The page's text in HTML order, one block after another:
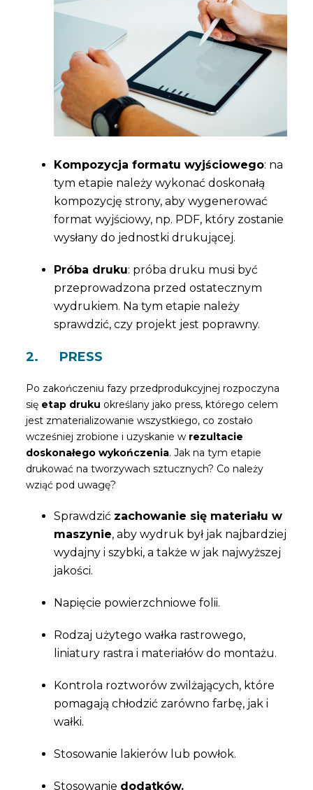
Kompozycja formatu wyjściowego: na
tym etapie należy wykonać doskonałą
kompozycję strony, aby wygenerować
format wyjściowy, np. PDF, który zostanie
wysłany do jednostki drukującej.
Próba druku: próba druku musi być
przeprowadzona przed ostatecznym
wydrukiem. Na tym etapie należy
sprawdzić, czy projekt jest poprawny.
2. PRESS
Po zakończeniu fazy przedprodukcyjnej rozpoczyna
się etap druku określany jako press, którego celem
jest zmaterializowanie wszystkiego, co zostało
wcześniej zrobione i uzyskanie w rezultacie
doskonałego wykończenia. Jak na tym etapie
drukować na tworzywach sztucznych? Co należy
wziąć pod uwagę?
Sprawdzić zachowanie się materiału w
maszynie, aby wydruk był jak najbardziej
wydajny i szybki, a także w jak najwyższej
jakości.
Napięcie powierzchniowe folii.
Rodzaj użytego wałka rastrowego,
liniatury rastra i materiałów do montażu.
Kontrola roztworów zwilżających, które
pomagają chłodzić zarówno farbę, jak i
wałki.
Stosowanie lakierów lub powłok.
Stosowanie dodatków.